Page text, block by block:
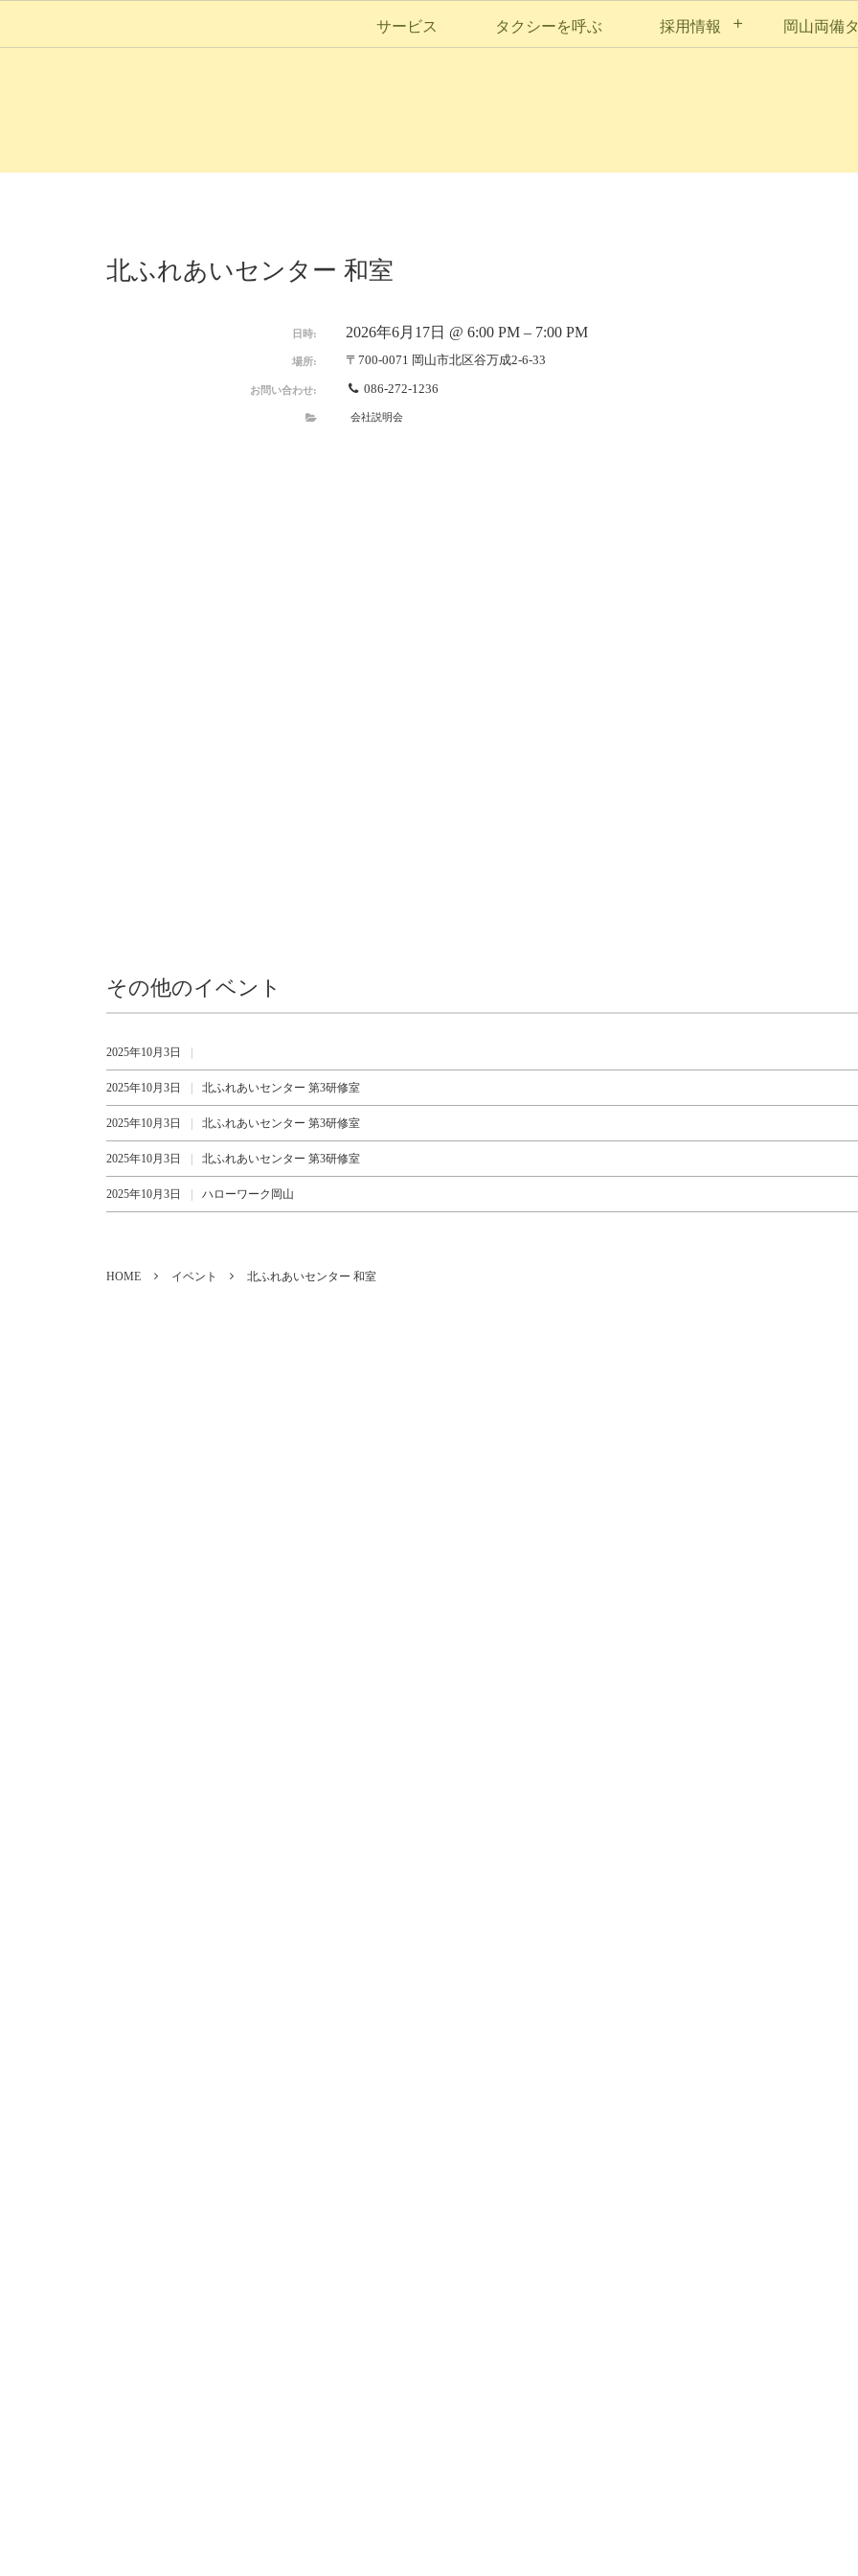
サービス タクシーを呼ぶ 採用情報 岡山両備
北ふれあいセンター 和室
日時: 2026年6月17日 @ 6:00 PM – 7:00 PM
場所: 〒700-0071 岡山市北区谷万成2-6-33
お問い合わせ: 086-272-1236
会社説明会
その他のイベント
2025年10月3日
2025年10月3日 北ふれあいセンター 第3研修室
2025年10月3日 北ふれあいセンター 第3研修室
2025年10月3日 北ふれあいセンター 第3研修室
2025年10月3日 ハローワーク岡山
HOME イベント 北ふれあいセンター 和室